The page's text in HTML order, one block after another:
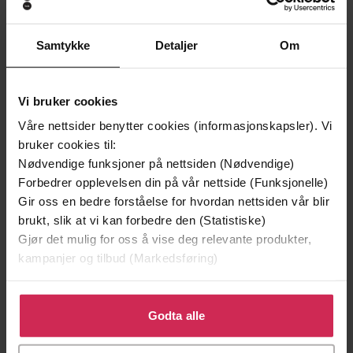
Samtykke Detaljer Om
Vi bruker cookies
Våre nettsider benytter cookies (informasjonskapsler). Vi
bruker cookies til:
Nødvendige funksjoner på nettsiden (Nødvendige)
Forbedrer opplevelsen din på vår nettside (Funksjonelle)
Gir oss en bedre forståelse for hvordan nettsiden vår blir
brukt, slik at vi kan forbedre den (Statistiske)
Gjør det mulig for oss å vise deg relevante produkter,
kampanjer og tilbud (Markedsføring)
Klikk på «Godta alle» for å gi oss ditt samtykke til å
bruke cookies for alle disse formålene. Du kan også
tilpasse ditt samtykke til spesifikke formål ved å klikke
Godta alle
349,-
Tørt land
Jørn Lier Horst
Søvngjengeren